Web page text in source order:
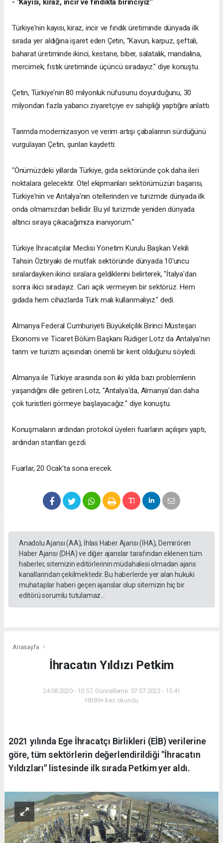
- "Kayısı, kiraz, incir ve fındıkta birinciyiz"
Türkiye'nin kayısı, kiraz, incir ve fındık üretiminde dünyada ilk
sırada yer aldığına işaret eden Çetin, "Kavun, karpuz, şeftali,
baharat üretiminde ikinci, kestane, biber, salatalık, mandalina,
mercimek, fıstık üretiminde üçüncü sıradayız." diye konuştu.
Çetin, Türkiye'nin 80 milyonluk nüfusunu doyurduğunu, 30
milyondan fazla yabancı ziyaretçiye ev sahipliği yaptığını anlattı.
Tarımda modernizasyon ve verim artışı çabalarının sürdüğünü
vurgulayan Çetin, şunları kaydetti:
"Önümüzdeki yıllarda Türkiye, gıda sektöründe çok daha ileri
noktalara gelecektir. Otel ekipmanları sektörümüzün başarısı,
Türkiye'nin ve Antalya'nın otellerinden ve turizmde dünyada ilk
onda olmamızdan bellidir. Bu yıl turizmde yeniden dünyada
altıncı sıraya çıkacağımıza inanıyorum."
Türkiye İhracatçılar Meclisi Yönetim Kurulu Başkan Vekili
Tahsin Öztiryaki de mutfak sektöründe dünyada 10'uncu
sıralardayken ikinci sıralara geldiklerini belirterek, "İtalya'dan
sonra ikici sıradayız. Cari açık vermeyen bir sektörüz. Hem
gıdada hem cihazlarda Türk malı kullanmalıyız." dedi.
Almanya Federal Cumhuriyeti Büyükelçilik Birinci Müsteşarı
Ekonomi ve Ticaret Bölüm Başkanı Rüdiger Lotz da Antalya'nın
tarım ve turizm açısından önemli bir kent olduğunu söyledi.
Almanya ile Türkiye arasında son iki yılda bazı problemlerin
yaşandığını dile getiren Lotz, "Antalya'da, Almanya'dan daha
çok turistleri görmeye başlayacağız." diye konuştu.
Konuşmaların ardından protokol üyeleri fuarların açılışını yaptı,
ardından stantları gezdi.
Fuarlar, 20 Ocak'ta sona erecek.
Anadolu Ajansı (AA), İhlas Haber Ajansı (İHA), Demirören
Haber Ajansı (DHA) ve diğer ajanslar tarafından eklenen tüm
haberler, sitemizin editörlerinin müdahalesi olmadan ajans
kanallarından çekilmektedir. Bu haberlerde yer alan hukuki
muhataplar haberi geçen ajanslar olup sitemizin hiç bir
editörü sorumlu tutulamaz...
Anasayfa
İhracatın Yıldızı Petkim
24.08.2020 - 10:57, Güncelleme: 07.07.2023 - 15:41
18389+ kez okundu.
2021 yılında Ege İhracatçı Birlikleri (EİB) verilerine
göre, tüm sektörlerin değerlendirildiği "İhracatın
Yıldızları" listesinde ilk sırada Petkim yer aldı.